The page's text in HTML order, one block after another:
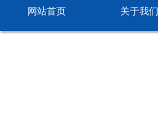
网站首页 关于我们